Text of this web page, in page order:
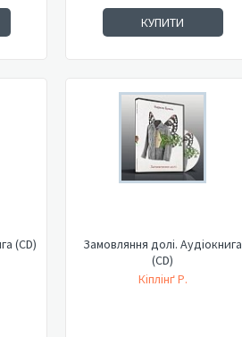
КУПИТИ
(СD)
Замовляння долі. Аудіокнига
(CD)
Кіплінґ Р.